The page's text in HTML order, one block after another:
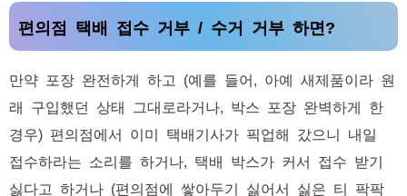
편의점 택배 접수 거부 / 수거 거부 하면?
만약 포장 완전하게 하고 (예를 들어, 아예 새제품이라 원
래 구입했던 상태 그대로라거나, 박스 포장 완벽하게 한
경우) 편의점에서 이미 택배기사가 픽업해 갔으니 내일
접수하라는 소리를 하거나, 택배 박스가 커서 접수 받기
싫다고 하거나 (편의점에 쌓아두기 싫어서 싫은 티 팍팍